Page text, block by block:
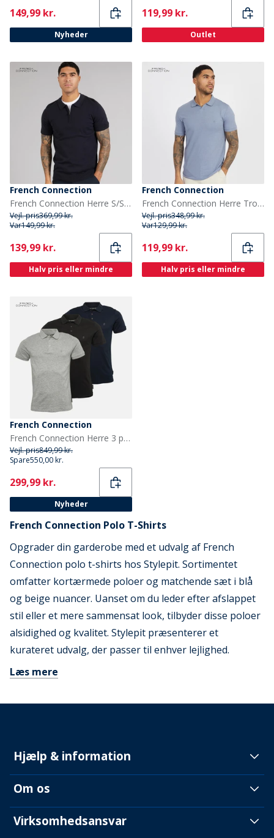
Current
149,99 kr.
Nyheder
Current
119,99 kr.
Outlet
French Connection
French Connection Herre S/S Bomuld Lynlås Strik Polo Skjorte Marine
Vejl. pris369,99 kr.
Var149,99 kr.
Current
139,99 kr.
Halv pris eller mindre
French Connection
French Connection Herre Trophy Kortærmet poloer Blå
Vejl. pris348,99 kr.
Var129,99 kr.
Current
119,99 kr.
Halv pris eller mindre
French Connection
French Connection Herre 3 pak jersey polo skjorter Multi 1
Vejl. pris849,99 kr.
Spare550,00 kr.
Current
299,99 kr.
Nyheder
French Connection Polo T-Shirts
Opgrader din garderobe med et udvalg af French
Connection polo t-shirts hos Stylepit. Sortimentet
omfatter kortærmede poloer og matchende sæt i blå
og beige nuancer. Uanset om du leder efter afslappet
stil eller et mere sammensat look, tilbyder disse poloer
alsidighed og kvalitet. Stylepit præsenterer et
kurateret udvalg, der passer til enhver lejlighed.
Læs mere
Hjælp & information
Om os
Virksomhedsansvar